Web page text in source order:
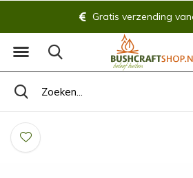
Gratis verzending